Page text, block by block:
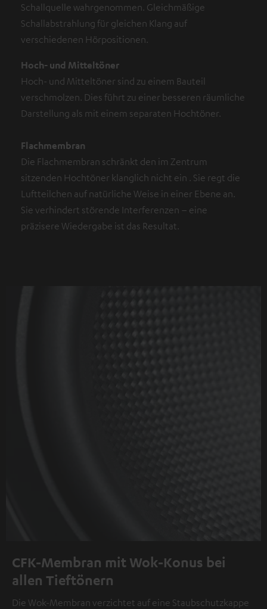
Schallquelle wahrgenommen. Gleichmäßige
Schallabstrahlung für gleichen Klang auf
verschiedenen Hörpositionen.
Hoch- und Mitteltöner
Hoch- und Mitteltöner sind zu einem Bauteil
verschmolzen. Dies führt zu einer besseren räumliche
Darstellung als mit einem separaten Hochtöner.
Flachmembran
Die Flachmembran schränkt den im Zentrum
sitzenden Hochtöner klanglich nicht ein . Sie regt die
Luftteilchen auf natürliche Weise in einer Ebene an.
Sie verhindert störende Interferenzen – eine
präzisere Wiedergabe ist das Resultat.
CFK-Membran mit Wok-Konus bei
allen Tieftönern
Die Wok-Membran verzichtet auf eine Staubschutzkappe